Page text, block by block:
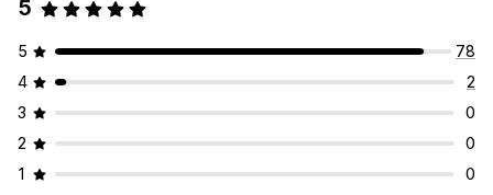
5
5
78
4
2
3
0
2
0
1
0